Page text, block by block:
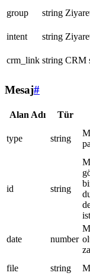
group
string
intent
string
crm_link string CRM
Mesaj#
Alan Adı Tür
type string
id string
date number
file string